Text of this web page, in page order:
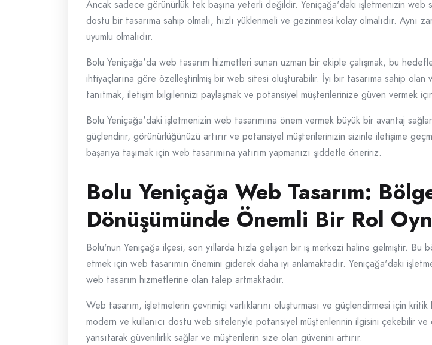
Ancak sadece görünürlük tek başına yeterli değildir. Yeniçağa'daki işletmenizin web
dostu bir tasarıma sahip olmalı, hızlı yüklenmeli ve gezinmesi kolay olmalıdır. Aynı
uyumlu olmalıdır.
Bolu Yeniçağa'da web tasarım hizmetleri sunan uzman bir ekiple çalışmak, bu
ihtiyaçlarına göre özelleştirilmiş bir web sitesi oluşturabilir. İyi bir tasarıma sahip
tanıtmak, iletişim bilgilerinizi paylaşmak ve potansiyel müşterilerinize güven vermek
Bolu Yeniçağa'daki işletmenizin web tasarımına önem vermek büyük bir avantaj
güçlendirir, görünürlüğünüzü artırır ve potansiyel müşterilerinizin sizinle iletişime
başarıya taşımak için web tasarımına yatırım yapmanızı şiddetle öneririz.
Bolu Yeniçağa Web Tasarım:
Dönüşümünde Önemli Bir Rol
Bolu'nun Yeniçağa ilçesi, son yıllarda hızla gelişen bir iş merkezi haline gelmiştir.
etmek için web tasarımın önemini giderek daha iyi anlamaktadır. Yeniçağa'daki
web tasarım hizmetlerine olan talep artmaktadır.
Web tasarım, işletmelerin çevrimiçi varlıklarını oluşturması ve güçlendirmesi için
modern ve kullanıcı dostu web siteleriyle potansiyel müşterilerinin ilgisini çekebilir ve
yansıtarak güvenilirlik sağlar ve müşterilerin size olan güvenini artırır.